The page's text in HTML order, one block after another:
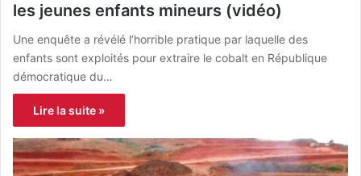
les jeunes enfants mineurs (vidéo)
Une enquête a révélé l’horrible pratique par laquelle des
enfants sont exploités pour extraire le cobalt en République
démocratique du…
Lire la suite »